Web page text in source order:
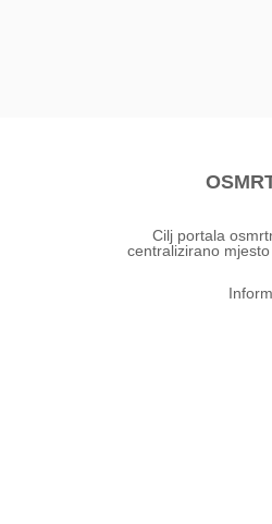
Cilj portala
centralizirano